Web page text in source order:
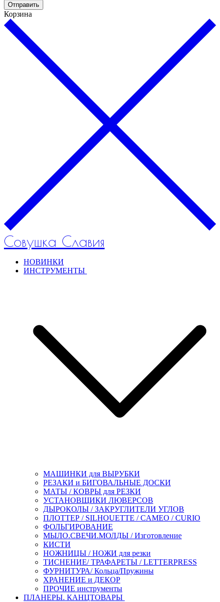
Отправить
Корзина
Совушка Славия
НОВИНКИ
ИНСТРУМЕНТЫ
МАШИНКИ для ВЫРУБКИ
РЕЗАКИ и БИГОВАЛЬНЫЕ ДОСКИ
МАТЫ / КОВРЫ для РЕЗКИ
УСТАНОВЩИКИ ЛЮВЕРСОВ
ДЫРОКОЛЫ / ЗАКРУГЛИТЕЛИ УГЛОВ
ПЛОТТЕР / SILHOUETTE / CAMEO / CURIO
ФОЛЬГИРОВАНИЕ
МЫЛО.СВЕЧИ.МОЛДЫ / Изготовление
КИСТИ
НОЖНИЦЫ / НОЖИ для резки
ТИСНЕНИЕ/ ТРАФАРЕТЫ / LETTERPRESS
ФУРНИТУРА/ Кольца/Пружины
ХРАНЕНИЕ и ДЕКОР
ПРОЧИЕ инструменты
ПЛАНЕРЫ. КАНЦТОВАРЫ